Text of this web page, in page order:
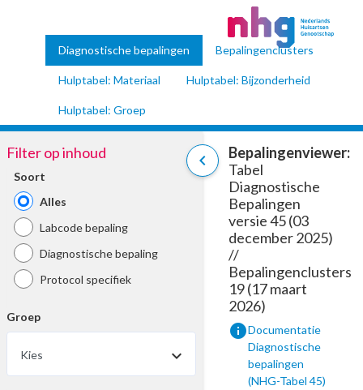
Diagnostische bepalingen Bepalingenclusters
Hulptabel: Materiaal Hulptabel: Bijzonderheid
Hulptabel: Groep
chevron_left
Filter op inhoud
Soort
Alles
Labcode bepaling
Diagnostische bepaling
Protocol specifiek
Groep
Kies
Bepalingenviewer:
Tabel
Diagnostische
Bepalingen
versie 45 (03
december 2025)
//
Bepalingenclusters
19 (17 maart
2026)
infoDocumentatie
Diagnostische
bepalingen
(NHG-Tabel 45)